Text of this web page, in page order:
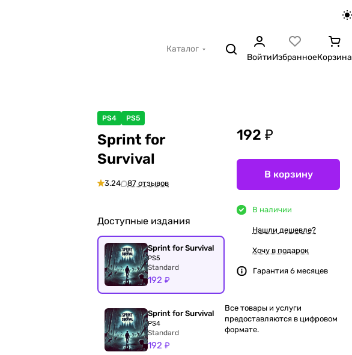
Каталог
ВойтиИзбранноеКорзина
PS4 PS5
Sprint for
Survival
3.24 87 отзывов
Доступные издания
Sprint for Survival
PS5
Standard
192 ₽
Sprint for Survival
PS4
Standard
192 ₽
192 ₽
В корзину
В наличии
Нашли дешевле?
Хочу в подарок
Гарантия 6 месяцев
Все товары и услуги
предоставляются в цифровом
формате.